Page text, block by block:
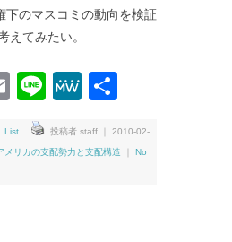
下のマスコミの動向を検証
えてみたい。
Email
LineMeWe
List 投稿者 staff ｜ 2010-02-
メリカの支配勢力と支配構造 No